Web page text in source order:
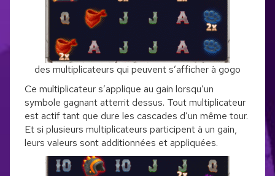
des multiplicateurs qui peuvent s’afficher à gogo
Ce multiplicateur s’applique au gain lorsqu’un
symbole gagnant atterrit dessus. Tout multiplicateur
est actif tant que dure les cascades d’un même tour.
Et si plusieurs multiplicateurs participent à un gain,
leurs valeurs sont additionnées et appliquées.